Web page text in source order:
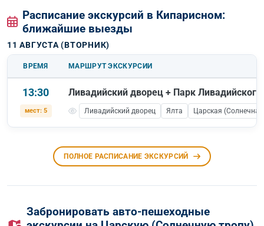
Расписание экскурсий в Кипарисном:
ближайшие выезды
11 АВГУСТА (ВТОРНИК)
ВРЕМЯ МАРШРУТ ЭКСКУРСИИ
13:30
мест: 5
Ливадийский дворец + Парк
Ливадийский дворец Ялта Царская
ПОЛНОЕ РАСПИСАНИЕ ЭКСКУРСИЙ
Забронировать авто-пешеходные